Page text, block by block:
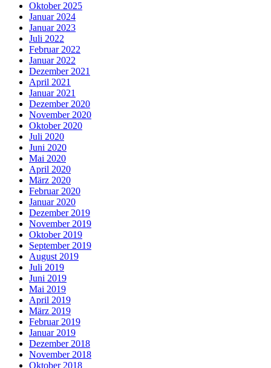
Oktober 2025
Januar 2024
Januar 2023
Juli 2022
Februar 2022
Januar 2022
Dezember 2021
April 2021
Januar 2021
Dezember 2020
November 2020
Oktober 2020
Juli 2020
Juni 2020
Mai 2020
April 2020
März 2020
Februar 2020
Januar 2020
Dezember 2019
November 2019
Oktober 2019
September 2019
August 2019
Juli 2019
Juni 2019
Mai 2019
April 2019
März 2019
Februar 2019
Januar 2019
Dezember 2018
November 2018
Oktober 2018